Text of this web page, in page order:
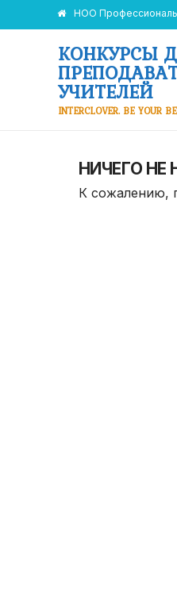
НОО
КОНКУРСЫ
УЧИТЕЛЕЙ
INTERCLOVER. BE YOUR
НИЧЕГО НЕ
К сожалению,